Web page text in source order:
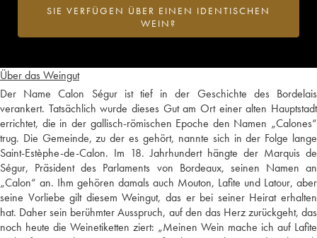
Über das Weingut
Der Name Calon Ségur ist tief in der Geschichte des Bordelais
verankert. Tatsächlich wurde dieses Gut am Ort einer alten Hauptstadt
errichtet, die in der gallisch-römischen Epoche den Namen „Calones“
trug. Die Gemeinde, zu der es gehört, nannte sich in der Folge lange
Saint-Estèphe-de-Calon. Im 18. Jahrhundert hängte der Marquis de
Ségur, Präsident des Parlaments von Bordeaux, seinen Namen an
„Calon“ an. Ihm gehören damals auch Mouton, Lafite und Latour, aber
seine Vorliebe gilt diesem Weingut, das er bei seiner Heirat erhalten
hat. Daher sein berühmter Ausspruch, auf den das Herz zurückgeht, das
noch heute die Weinetiketten ziert: „Meinen Wein mache ich auf Lafite
SIE VERFÜGEN ÜBER EINEN IDENTISCHEN
WEIN?